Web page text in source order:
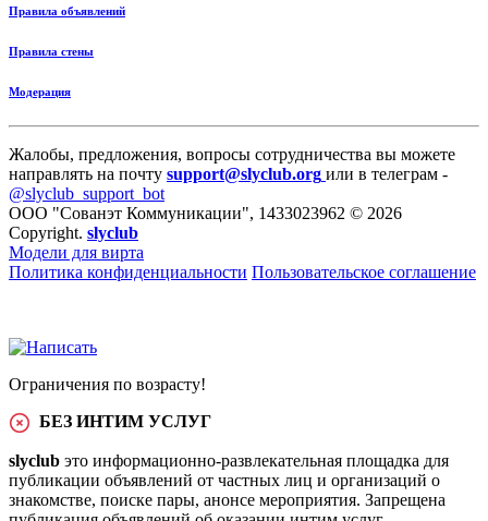
Правила объявлений
Правила стены
Модерация
Жалобы, предложения, вопросы сотрудничества вы можете
направлять на почту support@slyclub.org или в телеграм -
@slyclub_support_bot
ООО "Сованэт Коммуникации", 1433023962 © 2026
Copyright. slyclub
Модели для вирта
Политика конфиденциальности Пользовательское соглашение
Ограничения по возрасту!
БЕЗ ИНТИМ УСЛУГ
slyclub это информационно-развлекательная площадка для
публикации объявлений от частных лиц и организаций о
знакомстве, поиске пары, анонсе мероприятия. Запрещена